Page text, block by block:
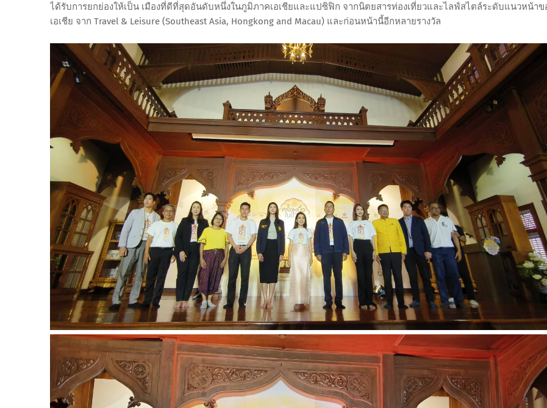
ได้รับการยกย่องให้เป็น เมืองที่ดีที่สุดอันดับหนึ่งในภูมิภาคเอเชียและแปซิฟิก จากนิตยสารท่องเที่ยวและไลฟ์สไตล์ระดับแนวหน้าข
เอเชีย จาก Travel & Leisure (Southeast Asia, Hongkong and Macau) และก่อนหน้านี้อีกหลายรางวัล